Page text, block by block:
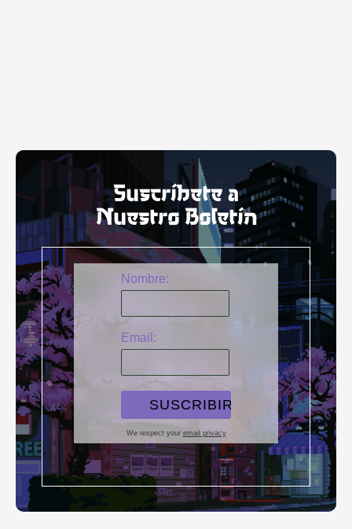
Suscríbete a
Nuestro Boletín
Nombre:
Email:
We respect your email privacy